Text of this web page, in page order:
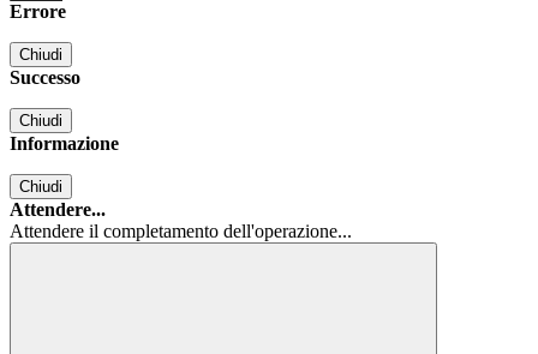
Errore
Chiudi
Successo
Chiudi
Informazione
Chiudi
Attendere...
Attendere il completamento dell'operazione...